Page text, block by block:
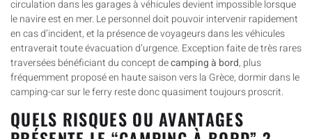
circulation dans les garages à véhicules devient impossible lorsque
le navire est en mer. Le personnel doit pouvoir intervenir rapidement
en cas d’incident, et la présence de voyageurs dans les véhicules
entraverait toute évacuation d’urgence. Exception faite de très rares
traversées bénéficiant du concept decamping à bord, plus
fréquemment proposé en haute saison vers la Grèce, dormir dans le
camping-car sur le ferry reste donc quasiment toujours proscrit.
QUELS RISQUES OU AVANTAGES